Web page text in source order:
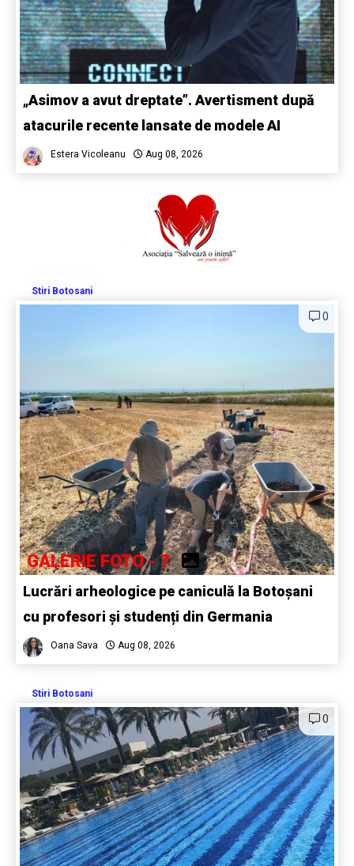
„Asimov a avut dreptate”. Avertisment după
atacurile recente lansate de modele AI
Estera Vicoleanu Aug 08, 2026
Stiri Botosani
0
GALERIE FOTO - 7
Lucrări arheologice pe caniculă la Botoșani
cu profesori și studenți din Germania
Oana Sava Aug 08, 2026
Stiri Botosani
0